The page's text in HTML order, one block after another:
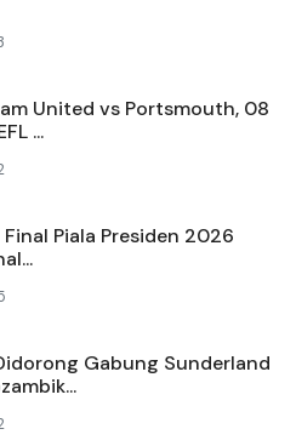
United vs Portsmouth, 08
...
Piala Presiden 2026
Gabung Sunderland